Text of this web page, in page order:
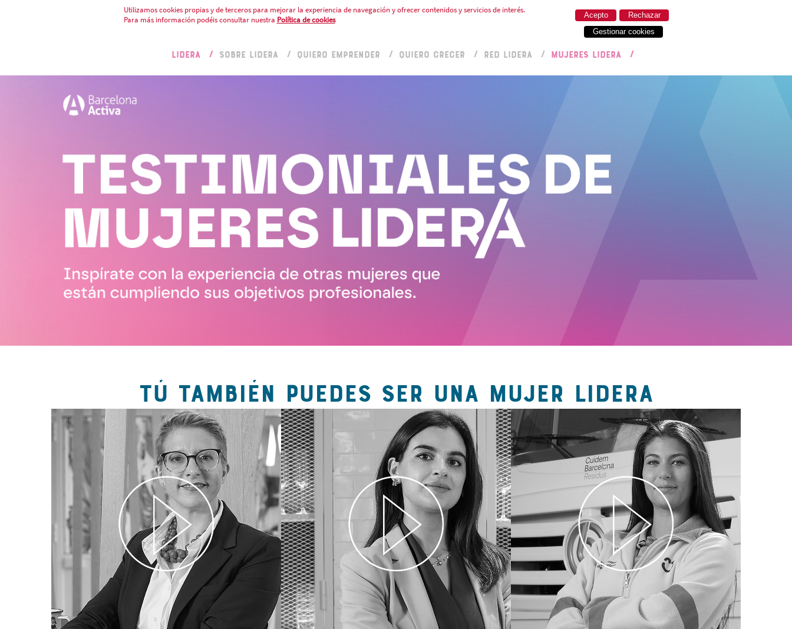
Utilizamos cookies propias y de terceros para mejorar la experiencia de navegación y ofrecer contenidos y servicios de interés.
Para más información podéis consultar nuestra Política de cookies Rechazar
Acepto
Gestionar cookies
LIDERA SOBRE LIDERA QUIERO EMPRENDER QUIERO CRECER RED LIDERA MUJERES LIDERA
TÚ TAMBIÉN PUEDES SER UNA MUJER LIDERA